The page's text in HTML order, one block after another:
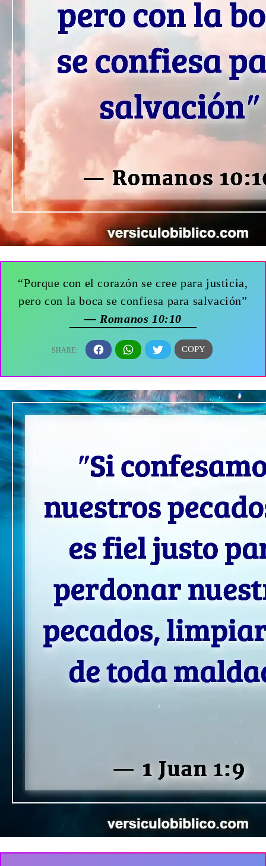
“Porque con el corazón se cree para justicia,
pero con la boca se confiesa para salvación”
— Romanos 10:10